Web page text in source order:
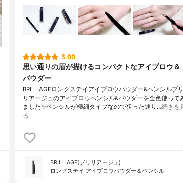
5.00
思い通りの眉が描けるコンパクトなアイブロウ＆
パウダー
BRILLIAGEロングステイアイブロウパウダー&ペンシルブリ
リアージュのアイブロウペンシル&パウダーを全色使って
ました✨ペンシルが極細タイプなので狙った通り…続きを
る
BRILLIAGE(ブリリアージュ)
ロングステイ アイブロウパウダー＆ペンシル